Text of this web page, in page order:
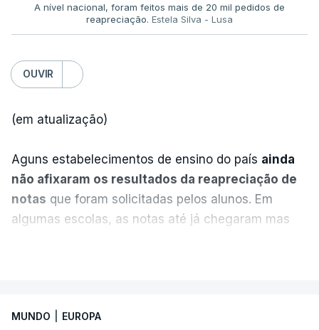
A nível nacional, foram feitos mais de 20 mil pedidos de
reapreciação. Estela Silva - Lusa
OUVIR
(em atualização)
Aguns estabelecimentos de ensino do país ainda
não afixaram os resultados da reapreciação de
notas que foram solicitadas pelos alunos. Em
algumas escolas, as notas até já chegaram mas
tinha chegado o resultado de
MUNDO EUROPA